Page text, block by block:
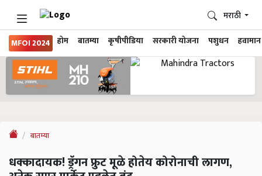
MFOI 2024 होम बातम्या कृषीपीडिया सरकारी योजना पशुधन हवामान
मराठी
बातम्या
धक्कादायक! ड्रॅगन फ्रुट मूळे होतेय कोरोनाची लागण,